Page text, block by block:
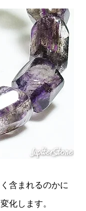
含まれるのかに
化します。